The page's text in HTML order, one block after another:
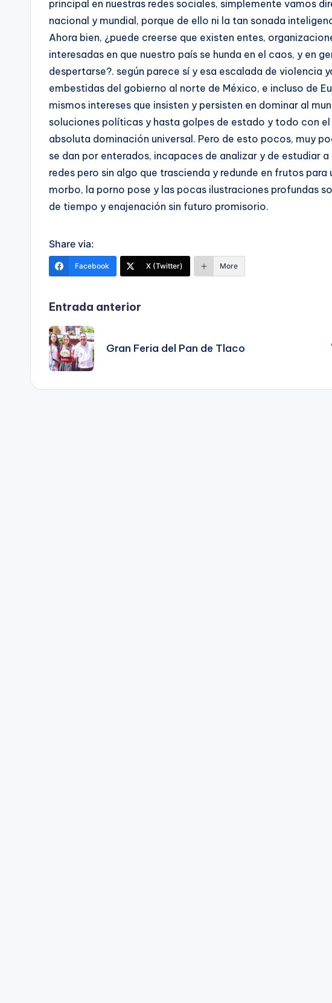
principal en nuestras redes sociales, simplemente vamos
nacional y mundial, porque de ello ni la tan sonada
Ahora bien, ¿puede creerse que existen entes,
interesadas en que nuestro país se hunda en el caos, y en
despertarse?. según parece sí y esa escalada de violencia
embestidas del gobierno al norte de México, e incluso de
mismos intereses que insisten y persisten en dominar al
soluciones políticas y hasta golpes de estado y todo con
absoluta dominación universal. Pero de esto pocos, muy
se dan por enterados, incapaces de analizar y de estudiar
redes pero sin algo que trascienda y redunde en frutos
morbo, la porno pose y las pocas ilustraciones profundas
de tiempo y enajenación sin futuro promisorio.
Share via:
Facebook X (Twitter) More
Navegación
de
entradas
Entrada anterior
Gran Feria del Pan de Tlaco